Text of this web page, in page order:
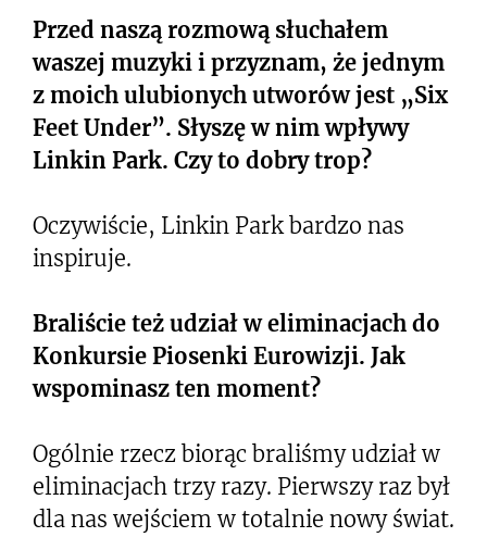
Przed naszą rozmową słuchałem
waszej muzyki i przyznam, że jednym
z moich ulubionych utworów jest „Six
Feet Under”. Słyszę w nim wpływy
Linkin Park. Czy to dobry trop?
Oczywiście, Linkin Park bardzo nas
inspiruje.
Braliście też udział w eliminacjach do
Konkursie Piosenki Eurowizji. Jak
wspominasz ten moment?
Ogólnie rzecz biorąc braliśmy udział w
eliminacjach trzy razy. Pierwszy raz był
dla nas wejściem w totalnie nowy świat.